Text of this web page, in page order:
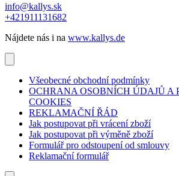
info@kallys.sk
+421911131682
Nájdete nás i na www.kallys.de
Všeobecné obchodní podmínky
OCHRANA OSOBNÍCH ÚDAJŮ A
COOKIES
REKLAMAČNÍ ŘÁD
Jak postupovat při vrácení zboží
Jak postupovat při výměně zboží
Formulář pro odstoupení od smlouvy
Reklamační formulář